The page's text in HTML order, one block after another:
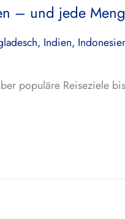
– und jede
, Indien,
populäre Reiseziele